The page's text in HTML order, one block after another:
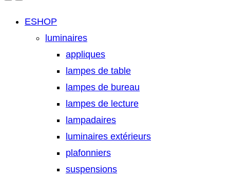
ESHOP
luminaires
appliques
lampes de table
lampes de bureau
lampes de lecture
lampadaires
luminaires extérieurs
plafonniers
suspensions